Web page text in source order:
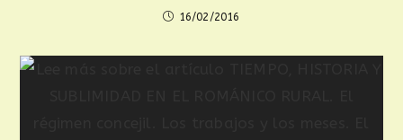
16/02/2016